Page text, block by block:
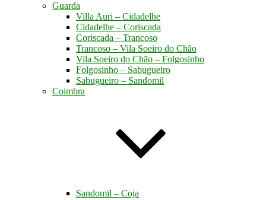
Guarda
Villa Auri – Cidadelhe
Cidadelhe – Coriscada
Coriscada – Trancoso
Trancoso – Vila Soeiro do Chão
Vila Soeiro do Chão – Folgosinho
Folgosinho – Sabugueiro
Sabugueiro – Sandomil
Coimbra
Sandomil – Coja